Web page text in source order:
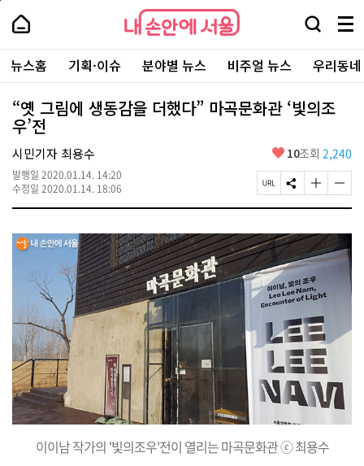
본
로
가
내
손
안
에
서
울
-
서
울
시
대
표
소
통
포
내
손
에
울
검
창
열
기
메
뉴
전
체
보
주
요
서
뉴스홈 기획·이슈 분야별 뉴스 비주얼 뉴스 우리동
“옛 그림에 생동감을 더했다” 마곡문화관 ‘빛의조
우’전
시민기자 최용수
발행일 2020.01.14. 14:20
수정일 2020.01.14. 18:06
좋
요
10조회 2,240
페
이
U
R
L
복
사
S
N
공
유
하
기
글
자
기
크
게
변
경
하
기
글
자
기
작
게
변
경
이이남 작가의 '빛의조우'전이 열리는 마곡문화관 ⓒ 최용수
페
상
단
로